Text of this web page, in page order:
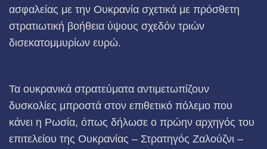
ασφαλείας με την Ουκρανία σχετικά με πρόσθετη
στρατιωτική βοήθεια ύψους σχεδόν τριών
δισεκατομμυρίων ευρώ.
Τα ουκρανικά στρατεύματα αντιμετωπίζουν
δυσκολίες μπροστά στον επιθετικό πόλεμο που
κάνει η Ρωσία, όπως δήλωσε ο πρώην αρχηγός του
επιτελείου της Ουκρανίας – Στρατηγός Ζαλούζνι –